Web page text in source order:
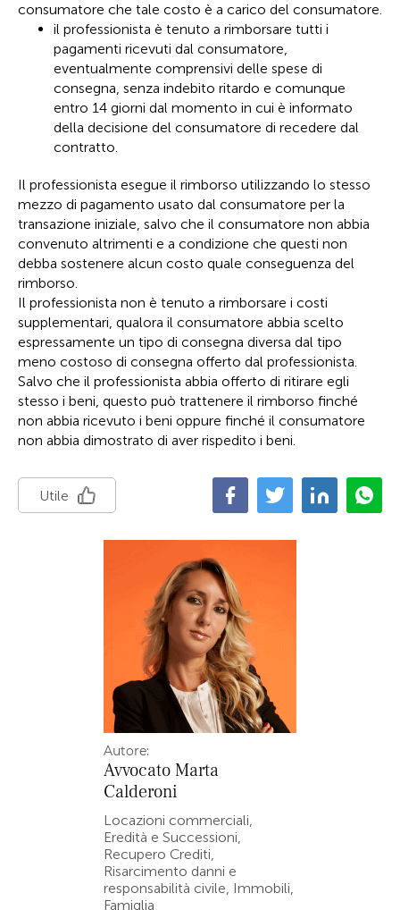
consumatore che tale costo è a carico del consumatore.
il professionista è tenuto a rimborsare tutti i
pagamenti ricevuti dal consumatore,
eventualmente comprensivi delle spese di
consegna, senza indebito ritardo e comunque
entro 14 giorni dal momento in cui è informato
della decisione del consumatore di recedere dal
contratto.
Il professionista esegue il rimborso utilizzando lo stesso
mezzo di pagamento usato dal consumatore per la
transazione iniziale, salvo che il consumatore non abbia
convenuto altrimenti e a condizione che questi non
debba sostenere alcun costo quale conseguenza del
rimborso.
Il professionista non è tenuto a rimborsare i costi
supplementari, qualora il consumatore abbia scelto
espressamente un tipo di consegna diversa dal tipo
meno costoso di consegna offerto dal professionista.
Salvo che il professionista abbia offerto di ritirare egli
stesso i beni, questo può trattenere il rimborso finché
non abbia ricevuto i beni oppure finché il consumatore
non abbia dimostrato di aver rispedito i beni.
Utile
Autore:
AvvocatoMarta
Calderoni
Locazioni commerciali,
Eredità e Successioni,
Recupero Crediti,
Risarcimento danni e
responsabilità civile, Immobili,
Famiglia